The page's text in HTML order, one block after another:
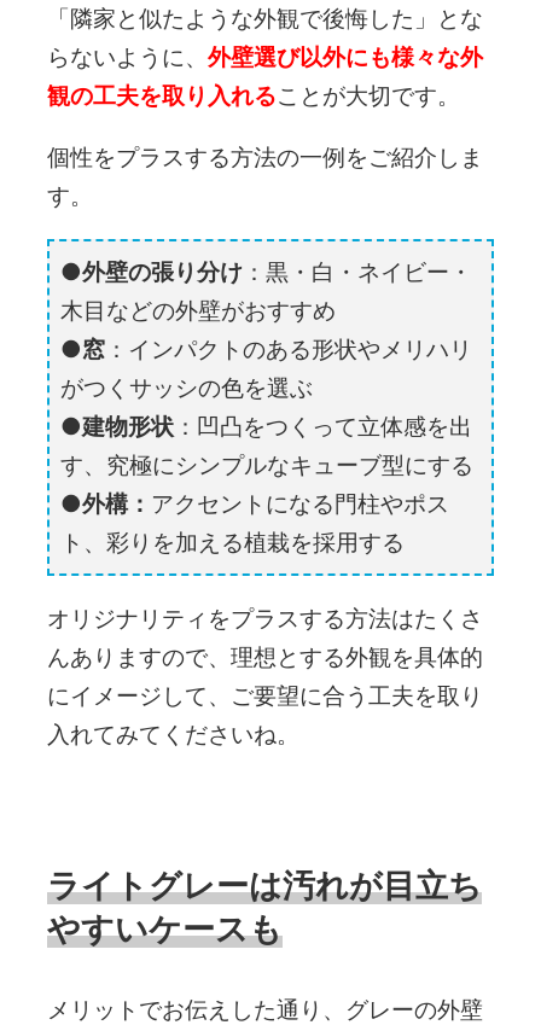
「隣家と似たような外観で後悔した」とな
らないように、 外壁選び以外にも様々な外
観の工夫を取り入れることが大切です。
個性をプラスする方法の一例をご紹介しま
す。
外壁の張り分け ：黒・白・ネイビー・
木目などの外壁がおすすめ
窓 ：インパクトのある形状やメリハリ
がつくサッシの色を選ぶ
建物形状 ：凹凸をつくって立体感を出
す、究極にシンプルなキューブ型にする
外構： アクセントになる門柱やポス
ト、彩りを加える植栽を採用する
オリジナリティをプラスする方法はたくさ
んありますので、理想とする外観を具体的
にイメージして、ご要望に合う工夫を取り
入れてみてくださいね。
ライトグレーは汚れが目立ち
やすいケースも
メリットでお伝えした通り、グレーの外壁